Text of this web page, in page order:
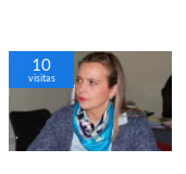
10
visitas